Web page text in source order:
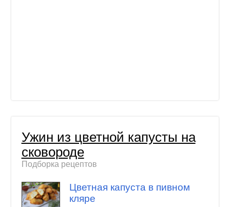
Ужин из цветной капусты на
сковороде
Подборка рецептов
Цветная капуста в пивном
кляре